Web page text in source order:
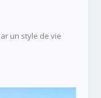
un style de vie